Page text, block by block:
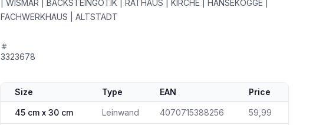
| WISMAR | BACKSTEINGOTIK | RATHAUS | KIRCHE | HANSEKOGGE |
FACHWERKHAUS | ALTSTADT
3323678
Size Type EAN Price
45 cm x 30 cm Leinwand 4070715388256 59,99